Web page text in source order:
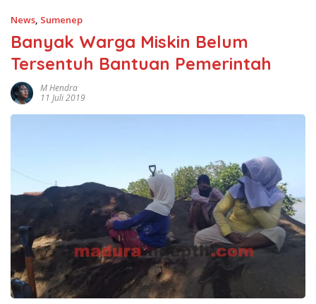
News, Sumenep
Banyak Warga Miskin Belum
Tersentuh Bantuan Pemerintah
M Hendra
11 Juli 2019